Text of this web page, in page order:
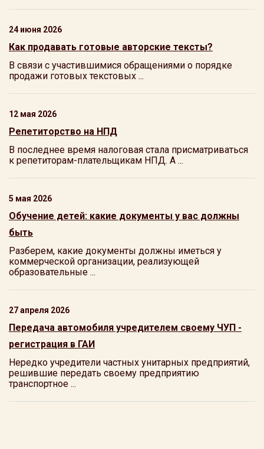
24 июня 2026
Как продавать готовые авторские тексты?
В связи с участившимися обращениями о порядке
продажи готовых текстовых ...
12 мая 2026
Репетиторство на НПД
В последнее время налоговая стала присматриваться
к репетиторам-плательщикам НПД. А ...
5 мая 2026
Обучение детей: какие документы у вас должны
быть
Разберем, какие документы должны иметься у
коммерческой организации, реализующей
образовательные ...
27 апреля 2026
Передача автомобиля учредителем своему ЧУП -
регистрация в ГАИ
Нередко учредители частных унитарных предприятий,
решившие передать своему предприятию
транспортное ...